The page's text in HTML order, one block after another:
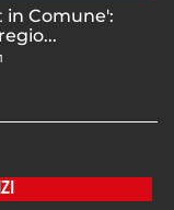
in Comune':